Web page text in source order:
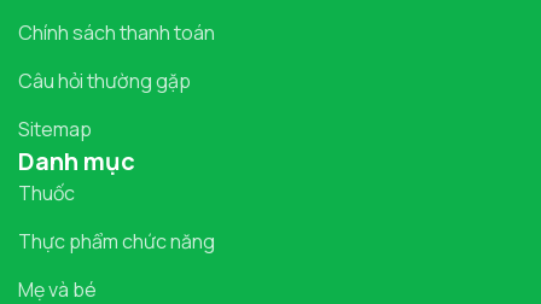
Chính sách thanh toán
Câu hỏi thường gặp
Sitemap
Danh mục
Thuốc
Thực phẩm chức năng
Mẹ và bé